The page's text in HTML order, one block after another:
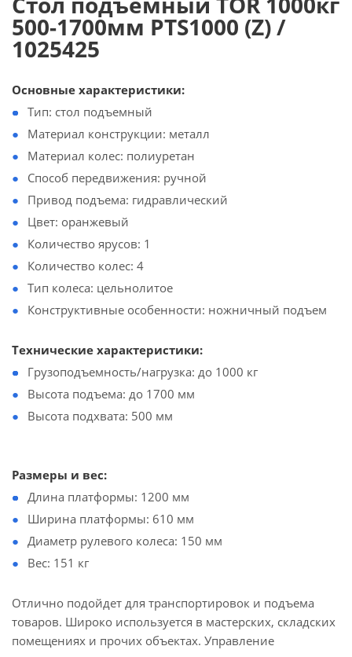
500-1700мм PTS1000 (Z) /
1025425
Основные характеристики:
Тип: стол подъемный
Материал конструкции: металл
Материал колес: полиуретан
Способ передвижения: ручной
Привод подъема: гидравлический
Цвет: оранжевый
Количество ярусов: 1
Количество колес: 4
Тип колеса: цельнолитое
Конструктивные особенности: ножничный подъем
Технические характеристики:
Грузоподъемность/нагрузка: до 1000 кг
Высота подъема: до 1700 мм
Высота подхвата: 500 мм
Размеры и вес:
Длина платформы: 1200 мм
Ширина платформы: 610 мм
Диаметр рулевого колеса: 150 мм
Вес: 151 кг
Отлично подойдет для транспортировок и подъема
товаров. Широко используется в мастерских, складских
помещениях и прочих объектах. Управление